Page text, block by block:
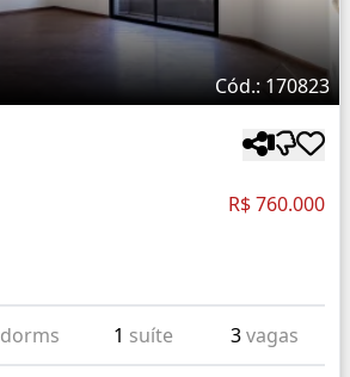
Cód.: 170823
R$ 760.000
dorms 1 suíte 3vagas